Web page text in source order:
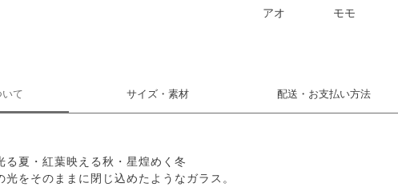
アオ モモ
て サイズ・素材 配送・お支払い方法
る夏・紅葉映える秋・星煌めく冬
光をそのままに閉じ込めたようなガラス。